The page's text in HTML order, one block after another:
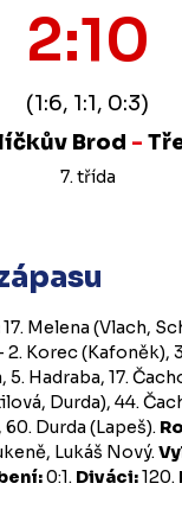
2:10
(1:6, 1:1, 0:3)
Brod -
7. třída
17. Melena (Vlach,
Korec (Kafoněk),
5. Hadraba, 17.
Durda), 44.
Durda (Lapeš).
Lukáš Nový.
0:1. Diváci:120.